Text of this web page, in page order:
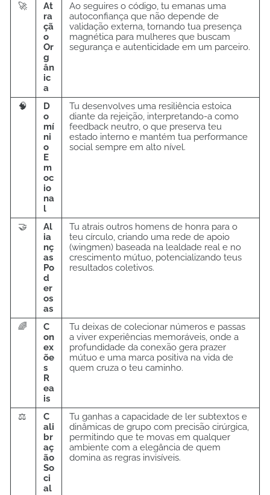
🚀
At
ra
çã
o
Or
g
ân
ic
a
Ao seguires o código, tu emanas uma
autoconfiança que não depende de
validação externa, tornando tua presença
magnética para mulheres que buscam
segurança e autenticidade em um parceiro.
🧠
D
o
mí
ni
o
E
m
oc
io
na
l
Tu desenvolves uma resiliência estoica
diante da rejeição, interpretando-a como
feedback neutro, o que preserva teu
estado interno e mantém tua performance
social sempre em alto nível.
🤝
Al
ia
nç
as
Po
d
er
os
as
Tu atrais outros homens de honra para o
teu círculo, criando uma rede de apoio
(wingmen) baseada na lealdade real e no
crescimento mútuo, potencializando teus
resultados coletivos.
🌈
C
on
ex
õe
s
R
ea
is
Tu deixas de colecionar números e passas
a viver experiências memoráveis, onde a
profundidade da conexão gera prazer
mútuo e uma marca positiva na vida de
quem cruza o teu caminho.
⚖️
C
ali
br
aç
ão
So
ci
al
Tu ganhas a capacidade de ler subtextos e
dinâmicas de grupo com precisão cirúrgica,
permitindo que te movas em qualquer
ambiente com a elegância de quem
domina as regras invisíveis.